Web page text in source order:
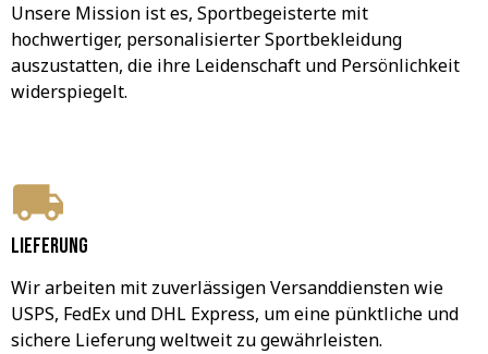
Unsere Mission ist es, Sportbegeisterte mit
hochwertiger, personalisierter Sportbekleidung
auszustatten, die ihre Leidenschaft und Persönlichkeit
widerspiegelt.
Lieferung
Wir arbeiten mit zuverlässigen Versanddiensten wie
USPS, FedEx und DHL Express, um eine pünktliche und
sichere Lieferung weltweit zu gewährleisten.